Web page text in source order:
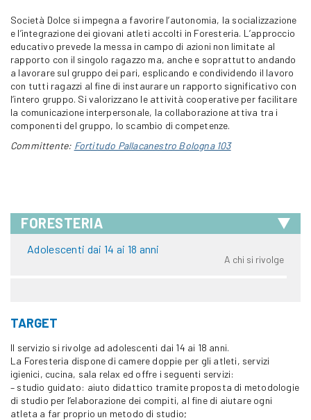
Società Dolce si impegna a favorire l’autonomia, la socializzazione
e l’integrazione dei giovani atleti accolti in Foresteria. L’approccio
educativo prevede la messa in campo di azioni non limitate al
rapporto con il singolo ragazzo ma, anche e soprattutto andando
a lavorare sul gruppo dei pari, esplicando e condividendo il lavoro
con tutti ragazzi al fine di instaurare un rapporto significativo con
l’intero gruppo. Si valorizzano le attività cooperative per facilitare
la comunicazione interpersonale, la collaborazione attiva tra i
componenti del gruppo, lo scambio di competenze.
Committente: Fortitudo Pallacanestro Bologna 103
FORESTERIA
Adolescenti dai 14 ai 18 anni
A chi si rivolge
TARGET
Il servizio si rivolge ad adolescenti dai 14 ai 18 anni.
La Foresteria dispone di camere doppie per gli atleti, servizi
igienici, cucina, sala relax ed offre i seguenti servizi:
– studio guidato: aiuto didattico tramite proposta di metodologie
di studio per l’elaborazione dei compiti, al fine di aiutare ogni
atleta a far proprio un metodo di studio;